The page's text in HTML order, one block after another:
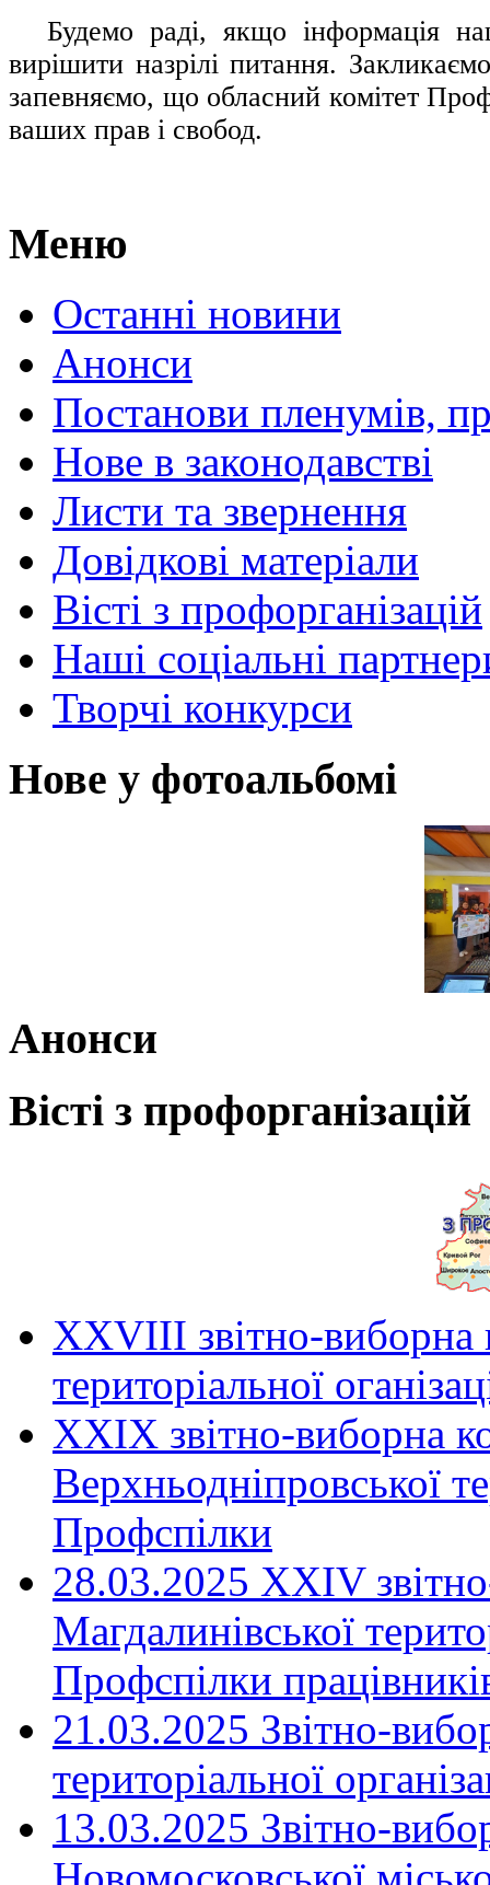
Будемо раді, якщо інформація
вирішити назрілі питання.
запевняємо, що обласний комітет
ваших прав і свобод.
Меню
Останні новини
Анонси
Постанови пленумів,
Нове в законодавстві
Листи та звернення
Довідкові матеріали
Вісті з профорганізацій
Наші соціальні
Творчі конкурси
Нове у фотоальбомі
Анонси
Вісті з профорганізацій
ХХVIII звітно-виборна
територіальної
XXIX звітно-виборна
Верхньодніпровської
Профспілки
28.03.2025 ХХІV
Магдалинівської
Профспілки
21.03.2025 Звітно-
територіальної
13.03.2025 Звітно-